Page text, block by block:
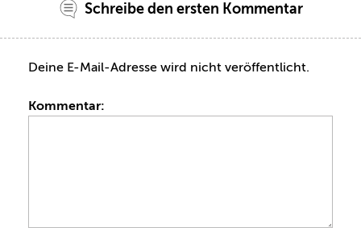
Schreibe den ersten Kommentar
Deine E-Mail-Adresse wird nicht veröffentlicht.
Kommentar: